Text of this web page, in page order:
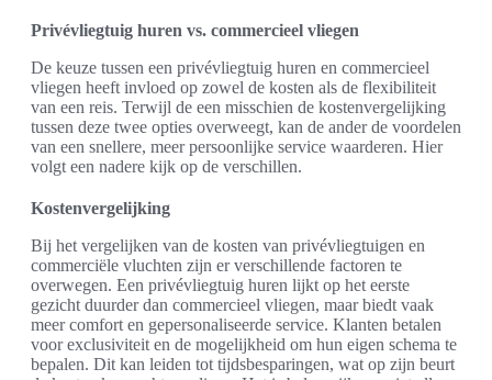
Privévliegtuig huren vs. commercieel vliegen
De keuze tussen een privévliegtuig huren en commercieel
vliegen heeft invloed op zowel de kosten als de flexibiliteit
van een reis. Terwijl de een misschien de kostenvergelijking
tussen deze twee opties overweegt, kan de ander de voordelen
van een snellere, meer persoonlijke service waarderen. Hier
volgt een nadere kijk op de verschillen.
Kostenvergelijking
Bij het vergelijken van de kosten van privévliegtuigen en
commerciële vluchten zijn er verschillende factoren te
overwegen. Een privévliegtuig huren lijkt op het eerste
gezicht duurder dan commercieel vliegen, maar biedt vaak
meer comfort en gepersonaliseerde service. Klanten betalen
voor exclusiviteit en de mogelijkheid om hun eigen schema te
bepalen. Dit kan leiden tot tijdsbesparingen, wat op zijn beurt